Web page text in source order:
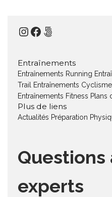
Instagram
Facebook
500px
Entraînements
Entraînements Running
Trail
Entraînements Cyclisme
Entraînements Fitness Plans
Plus de liens
Actualités Préparation
Questions
experts